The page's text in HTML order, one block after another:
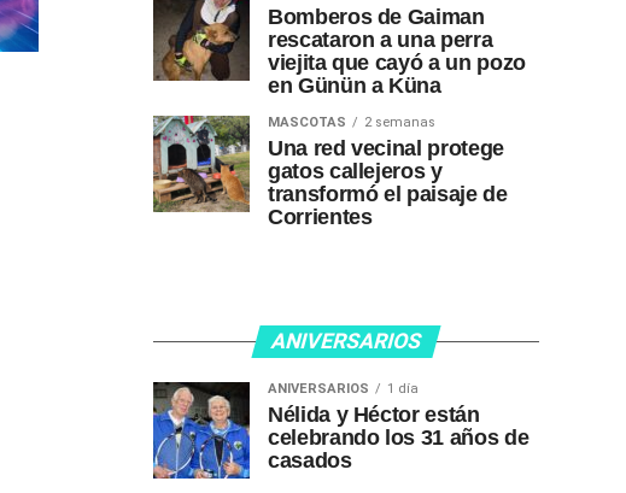
Bomberos de Gaiman
rescataron a una perra
viejita que cayó a un pozo
en Günün a Küna
MASCOTAS 2 semanas
Una red vecinal protege
gatos callejeros y
transformó el paisaje de
Corrientes
ANIVERSARIOS
ANIVERSARIOS 1 día
Nélida y Héctor están
celebrando los 31 años de
casados